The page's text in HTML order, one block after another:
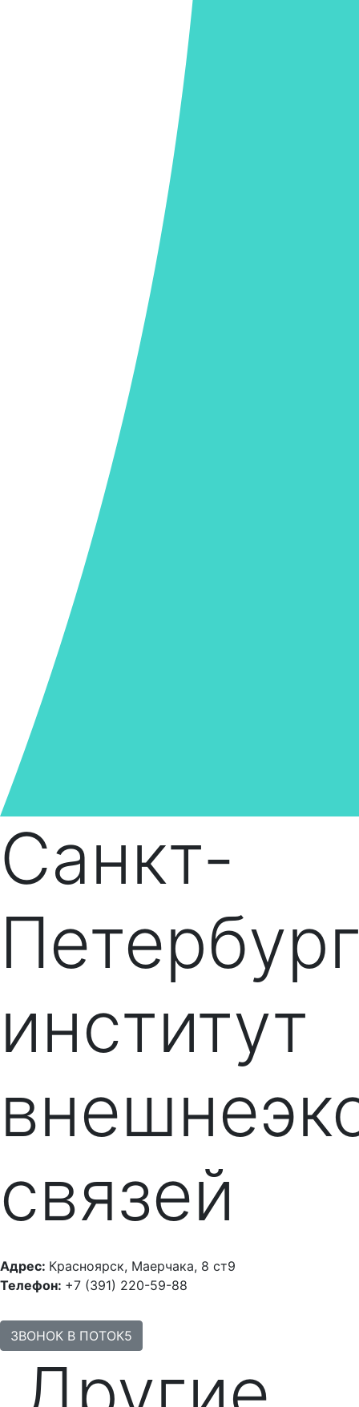
Санкт-
институт
связей
Адрес: Красноярск, Маерчака, 8 ст9
Телефон: +7 (391) 220-59-88
ЗВОНОК В ПОТОК5